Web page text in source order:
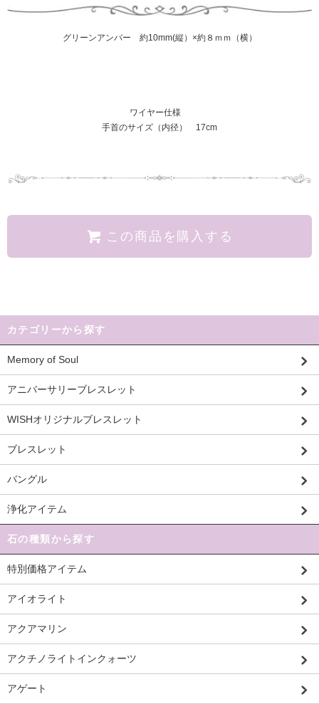
グリーンアンバー 約10mm(縦）×約８ｍｍ（横）
ワイヤー仕様
手首のサイズ（内径） 17cm
この商品を購入する
カテゴリーから探す
Memory of Soul
アニバーサリーブレスレット
WISHオリジナルブレスレット
ブレスレット
バングル
浄化アイテム
石の種類から探す
特別価格アイテム
アイオライト
アクアマリン
アクチノライトインクォーツ
アゲート